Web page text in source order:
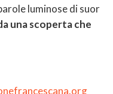
luminose di suor
una scoperta che